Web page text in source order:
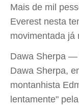
Mais de mil
Everest nesta
movimentada já
Dawa Sherpa —
Dawa Sherpa,
montanhista
lentamente"